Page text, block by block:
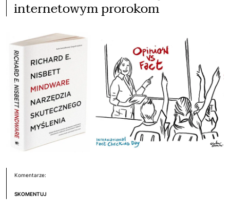
internetowym prorokom
Komentarze:
SKOMENTUJ